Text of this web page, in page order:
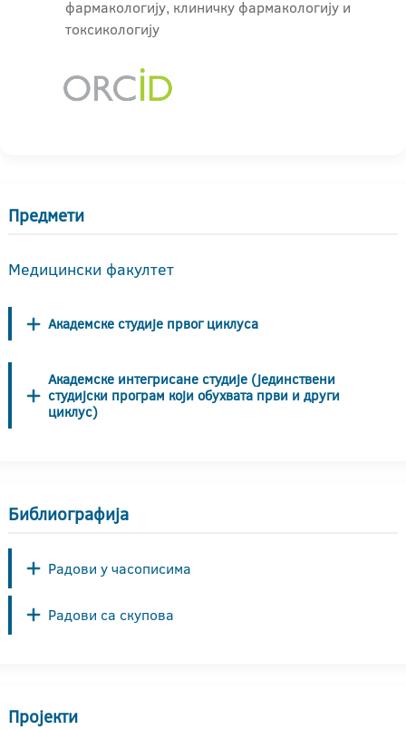
фармакологију, клиничку фармакологију и
токсикологију
Предмети
Медицински факултет
Академске студије првог циклуса
Академске интегрисане студије (јединствени
студијски програм који обухвата први и други
циклус)
Библиографија
Радови у часописима
Радови са скупова
Пројекти